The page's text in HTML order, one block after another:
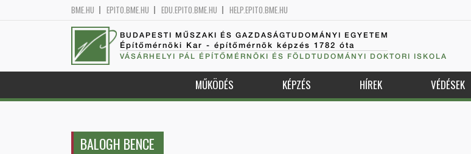
BME.HU EPITO.BME.HU EDU.EPITO.BME.HU HELP.EPITO.BME.HU
BUDAPESTI MŰSZAKI ÉS GAZDASÁGTUDOMÁNYI EGYETEM
Építőmérnöki Kar - építőmérnök képzés 1782 óta
VÁSÁRHELYI PÁL ÉPÍTŐMÉRNÖKI ÉS FÖLDTUDOMÁNYI DOKTORI ISKOLA
MŰKÖDÉS KÉPZÉS HÍREK VÉDÉSEK
BALOGH BENCE